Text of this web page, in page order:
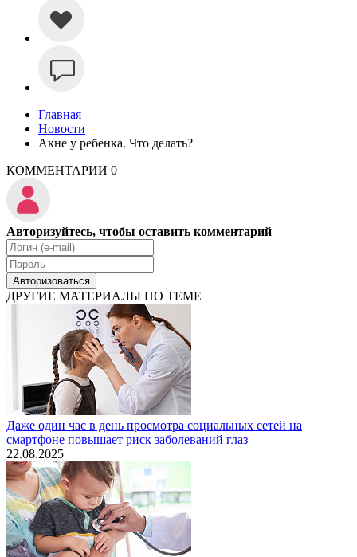
Главная
Новости
Акне у ребенка. Что делать?
КОММЕНТАРИИ 0
Авторизуйтесь, чтобы оставить комментарий
Авторизоваться
ДРУГИЕ МАТЕРИАЛЫ ПО ТЕМЕ
Даже один час в день просмотра социальных сетей на
смартфоне повышает риск заболеваний глаз
22.08.2025